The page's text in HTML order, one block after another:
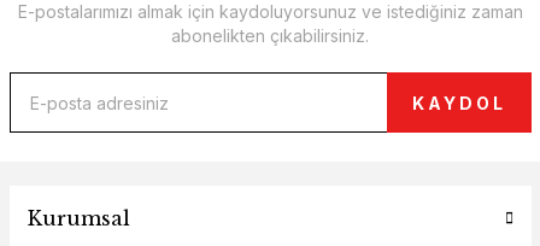
E-postalarımızı almak için kaydoluyorsunuz ve istediğiniz zaman
abonelikten çıkabilirsiniz.
KAYDOL
Kurumsal